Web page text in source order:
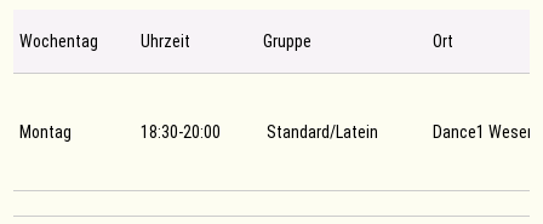
Wochentag Uhrzeit Gruppe Ort
Montag 18:30-20:00 Standard/Latein Dance1